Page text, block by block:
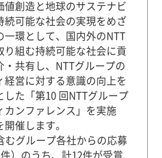
値創造と地球のサステナビ
続可能な社会の実現をめざ
一環として、国内外のNTT
り組む持続可能な社会に貢
・共有し、NTTグループの
経営に対する意識の向上を
した「第10 回NTTグループ
カンファレンス」を実施
催します。
グループ各社からの応募
件）のうち、計12件が受賞